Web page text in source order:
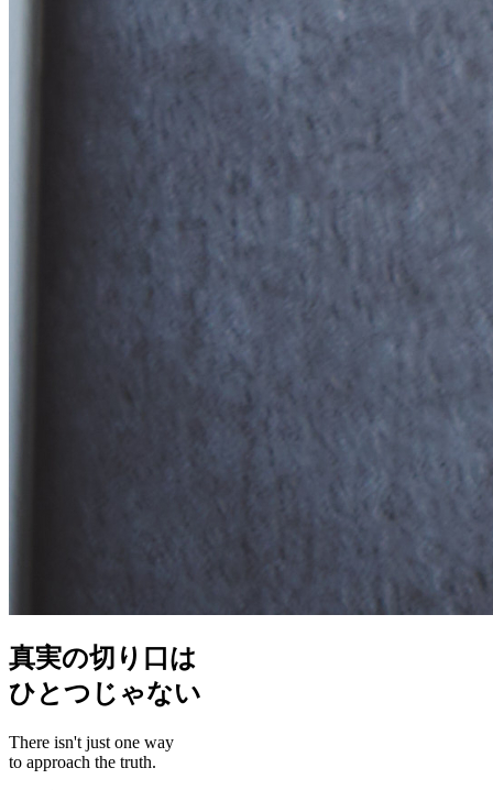
真実の切り口は
ひとつじゃない
There isn't just one way
to approach the truth.